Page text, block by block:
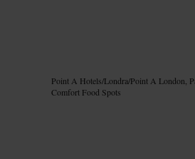
Point A Hotels/Londra/Point A London,
Comfort Food Spots